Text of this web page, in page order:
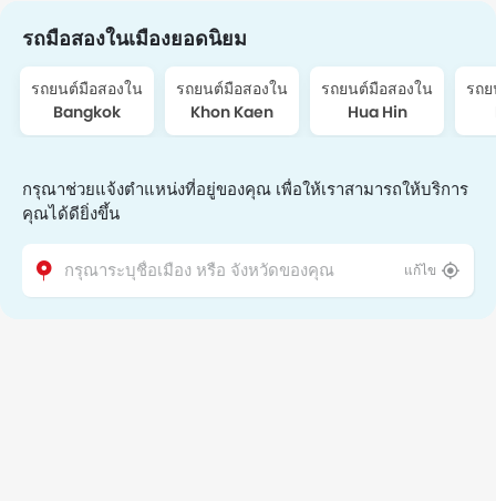
รถมือสองในเมืองยอดนิยม
รถยนต์มือสองใน
Bangkok
รถยนต์มือสองใน
Khon Kaen
รถยนต์มือสองใน
Hua Hin
รถ
กรุณาช่วยแจ้งตำแหน่งที่อยู่ของคุณ เพื่อให้เราสามารถให้บริการ
คุณได้ดียิ่งขึ้น
แก้ไข